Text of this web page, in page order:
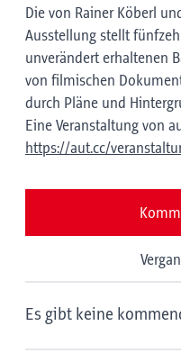
Die von Rainer Köberl
Ausstellung stellt
unverändert erhaltenen
von filmischen
durch Pläne und
Eine Veranstaltung von
https://aut.cc/
Es gibt keine